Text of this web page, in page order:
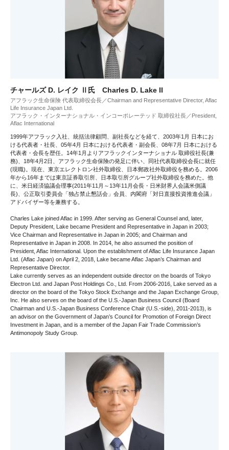
チャールズ D. レイク Ⅱ氏 Charles D. Lake II
アフラック生命保険 代表取締役会長／Chairman and Representative Director, Aflac
Life Insurance Japan Ltd.
アフラック・インターナショナル・インコーポレーテッド 取締役社長／President,
Aflac International
1999年アフラック入社、統括法律顧問、副社長などを経て、2003年1月 日本にお
ける代表者・社長、05年4月 日本における代表者・副会長、08年7月 日本における
代表者・会長を歴任。14年1月よりアフラックインターナショナル 取締役社長(兼
務)、18年4月2日、アフラック生命保険の発足に伴い、同社代表取締役会長に就任
(現職)。現在、東京エレクトロン社外取締役、日本郵政社外取締役を務める。2006
年から16年までは東京証券取引所、日本取引所グループ社外取締役を務めた。他
に、米日経済協議会理事(2011年11月～13年11月会長・日米財界人会議米側議
長)、公正取引委員会「独占禁止懇話会」会員、内閣府「対日直接投資推進会議」
アドバイザー等を兼務する。
Charles Lake joined Aflac in 1999. After serving as General Counsel and, later,
Deputy President, Lake became President and Representative in Japan in 2003;
Vice Chairman and Representative in Japan in 2005; and Chairman and
Representative in Japan in 2008. In 2014, he also assumed the position of
President, Aflac International. Upon the establishment of Aflac Life Insurance Japan
Ltd. (Aflac Japan) on April 2, 2018, Lake became Aflac Japan’s Chairman and
Representative Director.
Lake currently serves as an independent outside director on the boards of Tokyo
Electron Ltd. and Japan Post Holdings Co., Ltd. From 2006-2016, Lake served as a
director on the board of the Tokyo Stock Exchange and the Japan Exchange Group,
Inc. He also serves on the board of the U.S.-Japan Business Council (Board
Chairman and U.S.-Japan Business Conference Chair (U.S.-side), 2011-2013), is
an advisor on the Government of Japan’s Council for Promotion of Foreign Direct
Investment in Japan, and is a member of the Japan Fair Trade Commission’s
Antimonopoly Study Group.